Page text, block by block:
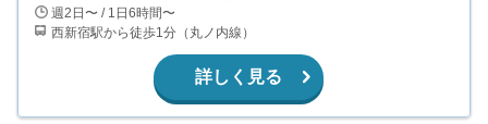
週2日〜 / 1日6時間〜
西新宿駅から徒歩1分（丸ノ内線）
詳しく見る